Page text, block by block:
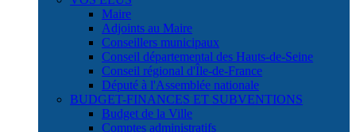
Maire
Adjoints au Maire
Conseillers municipaux
Conseil départemental des Hauts-de-Seine
Conseil régional d'Île-de-France
Député à l'Assemblée nationale
BUDGET-FINANCES ET SUBVENTIONS
Budget de la Ville
Comptes administratifs